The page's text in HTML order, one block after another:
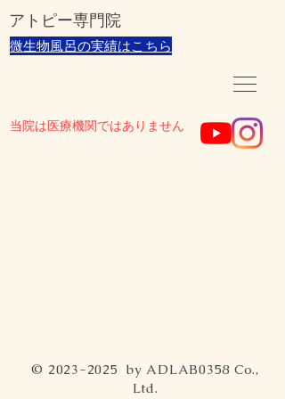
​アトピー専門院
​微生物風呂の実績はこちら
当院は医療機関ではありません
© 2023-2025 by ADLAB0358 Co.,
Ltd.